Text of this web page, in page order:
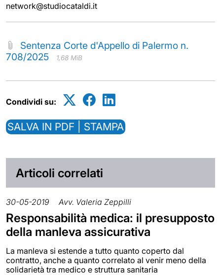
network@studiocataldi.it
Sentenza Corte d'Appello di Palermo n.
708/2025
1,68 MiB
Condividi su:
SALVA IN PDF | STAMPA
Articoli correlati
30-05-2019 Avv. Valeria Zeppilli
Responsabilità medica: il presupposto
della manleva assicurativa
La manleva si estende a tutto quanto coperto dal
contratto, anche a quanto correlato al venir meno della
solidarietà tra medico e struttura sanitaria